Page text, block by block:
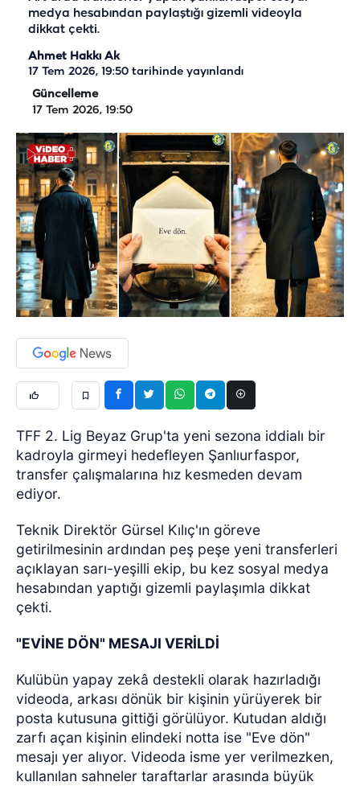
medya hesabından paylaştığı gizemli videoyla
dikkat çekti.
Ahmet Hakkı Ak
17 Tem 2026, 19:50 tarihinde yayınlandı
Güncelleme
17 Tem 2026, 19:50
TFF 2. Lig Beyaz Grup'ta yeni sezona iddialı bir
kadroyla girmeyi hedefleyen Şanlıurfaspor,
transfer çalışmalarına hız kesmeden devam
ediyor.
Teknik Direktör Gürsel Kılıç'ın göreve
getirilmesinin ardından peş peşe yeni transferleri
açıklayan sarı-yeşilli ekip, bu kez sosyal medya
hesabından yaptığı gizemli paylaşımla dikkat
çekti.
"EVİNE DÖN" MESAJI VERİLDİ
Kulübün yapay zekâ destekli olarak hazırladığı
videoda, arkası dönük bir kişinin yürüyerek bir
posta kutusuna gittiği görülüyor. Kutudan aldığı
zarfı açan kişinin elindeki notta ise "Eve dön"
mesajı yer alıyor. Videoda isme yer verilmezken,
kullanılan sahneler taraftarlar arasında büyük